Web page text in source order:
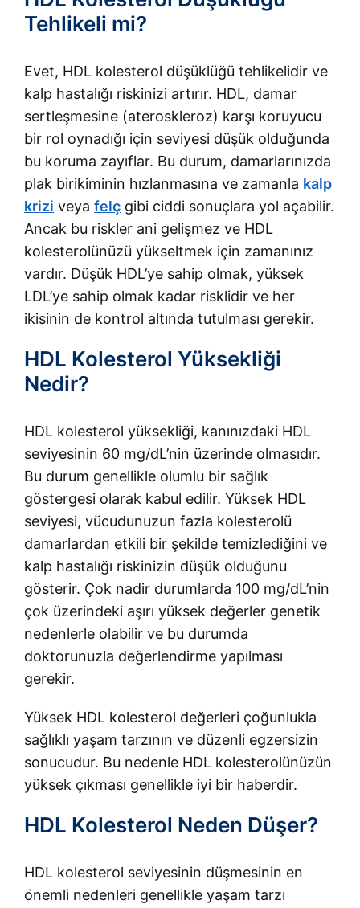
Tehlikeli mi?
Evet, HDL kolesterol düşüklüğü tehlikelidir ve
kalp hastalığı riskinizi artırır. HDL, damar
sertleşmesine (ateroskleroz) karşı koruyucu
bir rol oynadığı için seviyesi düşük olduğunda
bu koruma zayıflar. Bu durum, damarlarınızda
plak birikiminin hızlanmasına ve zamanla kalp
krizi veya felç gibi ciddi sonuçlara yol açabilir.
Ancak bu riskler ani gelişmez ve HDL
kolesterolünüzü yükseltmek için zamanınız
vardır. Düşük HDL’ye sahip olmak, yüksek
LDL’ye sahip olmak kadar risklidir ve her
ikisinin de kontrol altında tutulması gerekir.
HDL Kolesterol Yüksekliği
Nedir?
HDL kolesterol yüksekliği, kanınızdaki HDL
seviyesinin 60 mg/dL’nin üzerinde olmasıdır.
Bu durum genellikle olumlu bir sağlık
göstergesi olarak kabul edilir. Yüksek HDL
seviyesi, vücudunuzun fazla kolesterolü
damarlardan etkili bir şekilde temizlediğini ve
kalp hastalığı riskinizin düşük olduğunu
gösterir. Çok nadir durumlarda 100 mg/dL’nin
çok üzerindeki aşırı yüksek değerler genetik
nedenlerle olabilir ve bu durumda
doktorunuzla değerlendirme yapılması
gerekir.
Yüksek HDL kolesterol değerleri çoğunlukla
sağlıklı yaşam tarzının ve düzenli egzersizin
sonucudur. Bu nedenle HDL kolesterolünüzün
yüksek çıkması genellikle iyi bir haberdir.
HDL Kolesterol Neden Düşer?
HDL kolesterol seviyesinin düşmesinin en
önemli nedenleri genellikle yaşam tarzı